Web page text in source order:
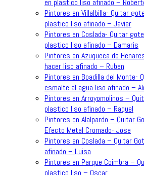
en plastico liso afinado –
Pintores en Villalbilla- Quitar
plastico liso afinado – Javier
Pintores en Coslada- Quitar
plastico liso afinado – Damaris
Pintores en Azuqueca de
hacer liso afinado – Ruben
Pintores en Boadilla del Monte-
esmalte al agua liso afinado –
Pintores en Arroyomolinos –
plastico liso afinado – Raquel
Pintores en Alalpardo – Quitar
Efecto Metal Cromado- Jose
Pintores en Coslada – Quitar
afinado – Luisa
Pintores en Parque Coimbra –
plastico liso – Oscar